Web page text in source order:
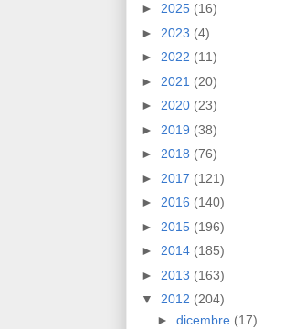
► 2025 (16)
► 2023 (4)
► 2022 (11)
► 2021 (20)
► 2020 (23)
► 2019 (38)
► 2018 (76)
► 2017 (121)
► 2016 (140)
► 2015 (196)
► 2014 (185)
► 2013 (163)
▼ 2012 (204)
► dicembre (17)